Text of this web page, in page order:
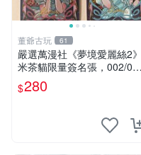
董爺古玩 61
嚴選萬漫社《夢境愛麗絲2》
米茶貓限量簽名張，002/003
珍藏版，首賣難得機會 夢境
愛麗絲 米茶貓 限量簽名
$280